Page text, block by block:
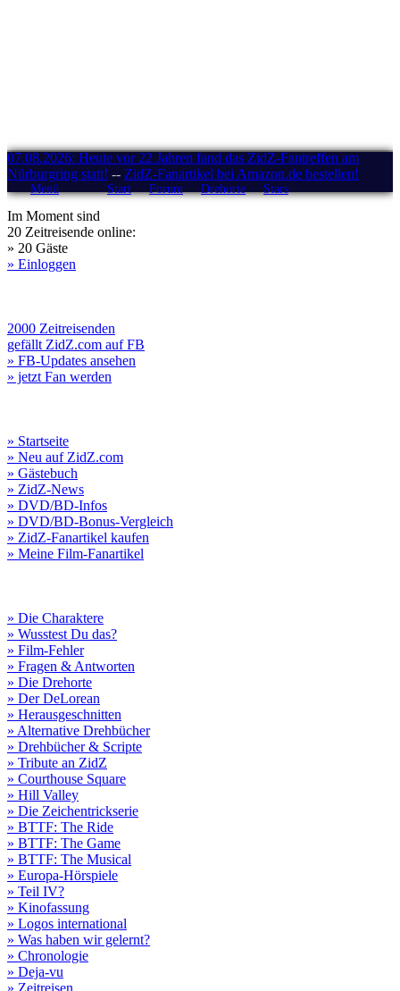
07.08.2026: Heute vor 22 Jahren fand das ZidZ-Fantreffen am
Nürburgring statt! -- ZidZ-Fanartikel bei Amazon.de bestellen!
Menü Start Forum Drehorte Stars
Im Moment sind
20 Zeitreisende online:
» 20 Gäste
» Einloggen
2000 Zeitreisenden
gefällt ZidZ.com auf FB
» FB-Updates ansehen
» jetzt Fan werden
» Startseite
» Neu auf ZidZ.com
» Gästebuch
» ZidZ-News
» DVD/BD-Infos
» DVD/BD-Bonus-Vergleich
» ZidZ-Fanartikel kaufen
» Meine Film-Fanartikel
» Die Charaktere
» Wusstest Du das?
» Film-Fehler
» Fragen & Antworten
» Die Drehorte
» Der DeLorean
» Herausgeschnitten
» Alternative Drehbücher
» Drehbücher & Scripte
» Tribute an ZidZ
» Courthouse Square
» Hill Valley
» Die Zeichentrickserie
» BTTF: The Ride
» BTTF: The Game
» BTTF: The Musical
» Europa-Hörspiele
» Teil IV?
» Kinofassung
» Logos international
» Was haben wir gelernt?
» Chronologie
» Deja-vu
» Zeitreisen